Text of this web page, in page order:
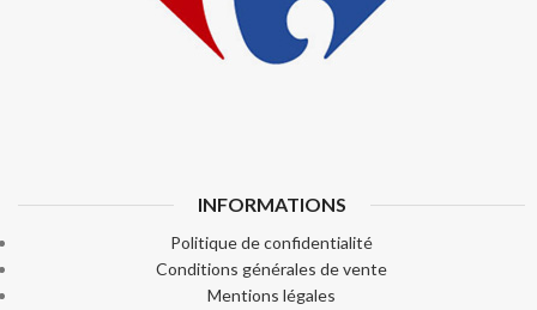
INFORMATIONS
Politique de confidentialité
Conditions générales de vente
Mentions légales